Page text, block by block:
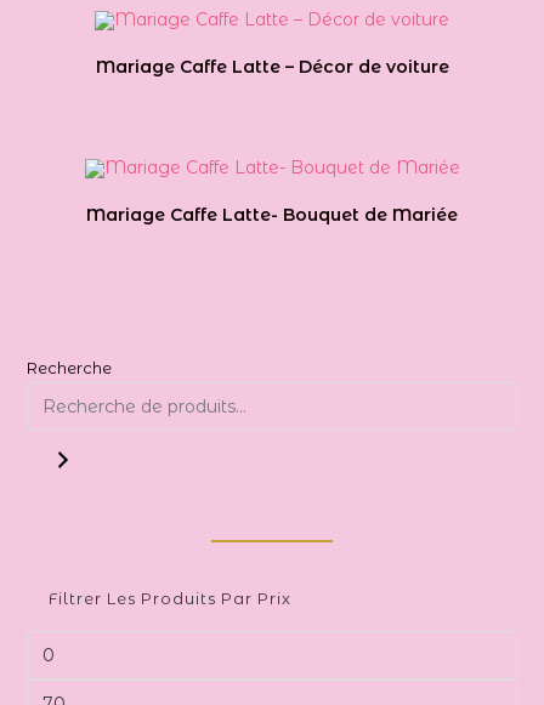
Mariage Caffe Latte – Décor de voiture
Mariage Caffe Latte- Bouquet de Mariée
Recherche
Filtrer Les Produits Par Prix
Prix
Prix